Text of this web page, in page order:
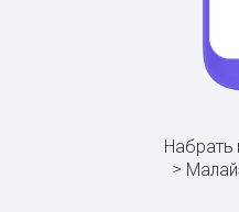
Набрать
>